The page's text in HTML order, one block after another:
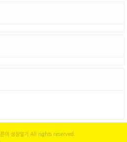
이 성장일기 All rights reserved.